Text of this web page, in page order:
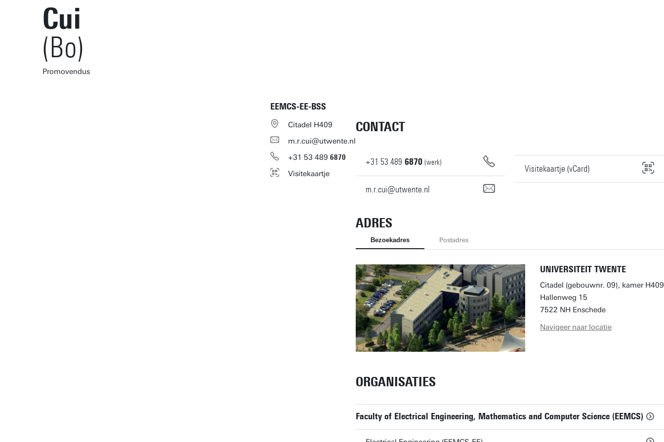
Cui
(Bo)
Promovendus
EEMCS-EE-BSS
Citadel H409
m.r.cui@utwente.nl
+31 53 489 6870
Visitekaartje
CONTACT
+31 53 489 6870 (werk)
m.r.cui@utwente.nl
Visitekaartje (vCard)
ADRES
Bezoekadres Postadres
UNIVERSITEIT TWENTE
Citadel (gebouwnr. 09), kamer H409
Hallenweg 15
7522 NH Enschede
Navigeer naar locatie
ORGANISATIES
Faculty of Electrical Engineering, Mathematics and Computer Science (EEMCS)